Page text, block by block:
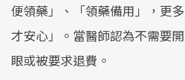
便領藥」、「領藥備用」，更
才安心」。當醫師認為不需要
眼或被要求退費。